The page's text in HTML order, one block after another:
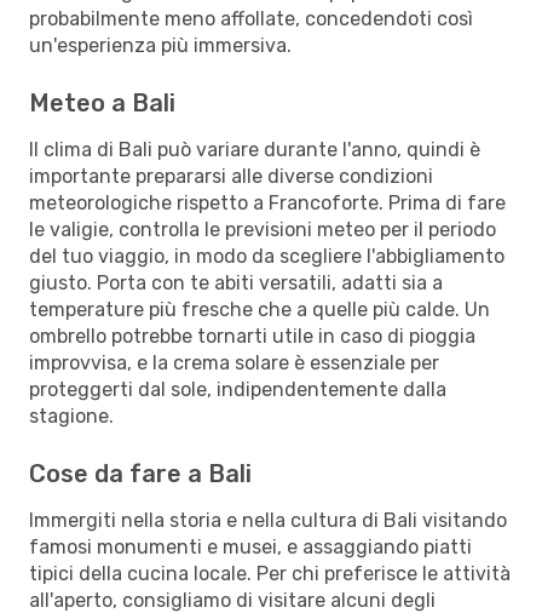
probabilmente meno affollate, concedendoti così
un'esperienza più immersiva.
Meteo a Bali
Il clima di Bali può variare durante l'anno, quindi è
importante prepararsi alle diverse condizioni
meteorologiche rispetto a Francoforte. Prima di fare
le valigie, controlla le previsioni meteo per il periodo
del tuo viaggio, in modo da scegliere l'abbigliamento
giusto. Porta con te abiti versatili, adatti sia a
temperature più fresche che a quelle più calde. Un
ombrello potrebbe tornarti utile in caso di pioggia
improvvisa, e la crema solare è essenziale per
proteggerti dal sole, indipendentemente dalla
stagione.
Cose da fare a Bali
Immergiti nella storia e nella cultura di Bali visitando
famosi monumenti e musei, e assaggiando piatti
tipici della cucina locale. Per chi preferisce le attività
all'aperto, consigliamo di visitare alcuni degli